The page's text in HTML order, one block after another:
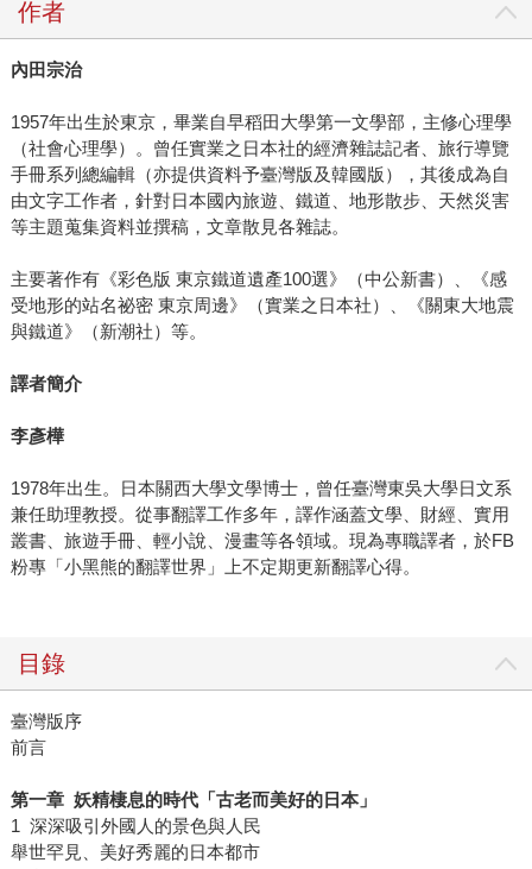
作者
內田宗治
1957年出生於東京，畢業自早稻田大學第一文學部，主修心理學
（社會心理學）。曾任實業之日本社的經濟雜誌記者、旅行導覽
手冊系列總編輯（亦提供資料予臺灣版及韓國版），其後成為自
由文字工作者，針對日本國內旅遊、鐵道、地形散步、天然災害
等主題蒐集資料並撰稿，文章散見各雜誌。
主要著作有《彩色版 東京鐵道遺產100選》（中公新書）、《感
受地形的站名祕密 東京周邊》（實業之日本社）、《關東大地震
與鐵道》（新潮社）等。
譯者簡介
李彥樺
1978年出生。日本關西大學文學博士，曾任臺灣東吳大學日文系
兼任助理教授。從事翻譯工作多年，譯作涵蓋文學、財經、實用
叢書、旅遊手冊、輕小說、漫畫等各領域。現為專職譯者，於FB
粉專「小黑熊的翻譯世界」上不定期更新翻譯心得。
目錄
臺灣版序
前言
第一章 妖精棲息的時代「古老而美好的日本」
1 深深吸引外國人的景色與人民
舉世罕見、美好秀麗的日本都市